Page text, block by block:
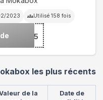
2023 Utilisé 158 fois
***5
les plus récents
de la
Date de